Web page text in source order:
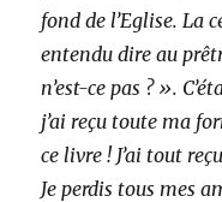
fond de l’Eglise. La
entendu dire au
n’est-ce pas ? ».
j’ai reçu toute ma
ce livre ! J’ai tout
Je perdis tous mes